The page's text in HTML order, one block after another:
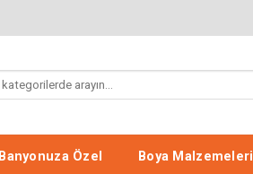
Banyonuza Özel Boya Malzemeleri